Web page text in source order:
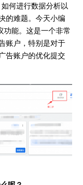
何进行数据分析以
的难题。今天小编
能。这是一个非常
账户，特别是对于
告账户的优化提交